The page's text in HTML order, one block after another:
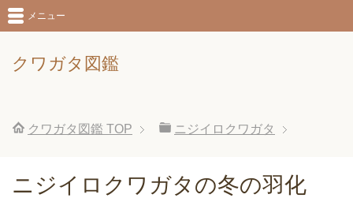
クワガタ図鑑
メニュー
クワガタ図鑑 TOP ニジイロクワガタ
ニジイロクワガタの冬の羽化